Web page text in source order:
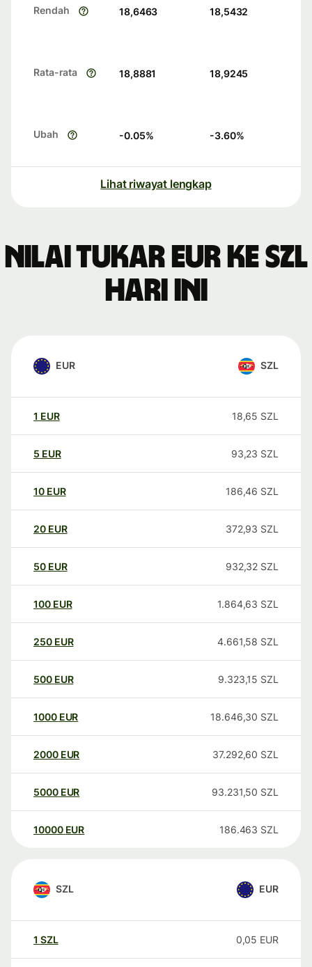
Rendah 18,6463 18,5432
Rata-rata 18,8881 18,9245
Ubah -0.05% -3.60%
Lihat riwayat lengkap
Nilai tukar EUR ke SZL
hari ini
EUR SZL
1 EUR 18,65 SZL
5 EUR 93,23 SZL
10 EUR 186,46 SZL
20 EUR 372,93 SZL
50 EUR 932,32 SZL
100 EUR 1.864,63 SZL
250 EUR 4.661,58 SZL
500 EUR 9.323,15 SZL
1000 EUR 18.646,30 SZL
2000 EUR 37.292,60 SZL
5000 EUR 93.231,50 SZL
10000 EUR 186.463 SZL
SZL EUR
1 SZL 0,05 EUR